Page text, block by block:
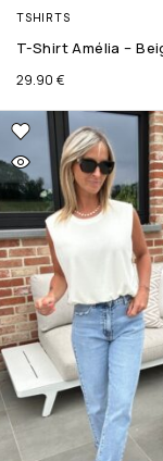
TSHIRTS
T-Shirt Amélia –
29.90 €